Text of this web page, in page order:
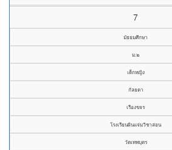
7
มัธยมศึกษา
ม.๒
เด็กหญิง
กัลยดา
เรืองขจร
โรงเรียนผินแจ่มวิชาสอน
วัดเทพบุตร